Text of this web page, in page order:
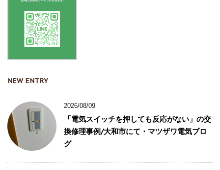
NEW ENTRY
2026/08/09
「電気スイッチを押しても反応がない」の交
換修理事例/大和市にて・マツザワ電気ブロ
グ